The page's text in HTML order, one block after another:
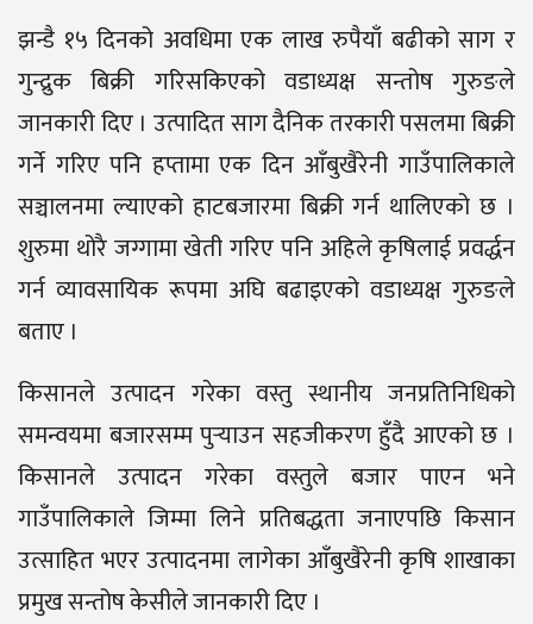
झन्डै १५ दिनको अवधिमा एक लाख रुपैयाँ बढीको साग र
गुन्द्रुक बिक्री गरिसकिएको वडाध्यक्ष सन्तोष गुरुङले
जानकारी दिए । उत्पादित साग दैनिक तरकारी पसलमा बिक्री
गर्ने गरिए पनि हप्तामा एक दिन आँबुखैरेनी गाउँपालिकाले
सञ्चालनमा ल्याएको हाटबजारमा बिक्री गर्न थालिएको छ ।
शुरुमा थोरै जग्गामा खेती गरिए पनि अहिले कृषिलाई प्रवर्द्धन
गर्न व्यावसायिक रूपमा अघि बढाइएको वडाध्यक्ष गुरुङले
बताए ।
किसानले उत्पादन गरेका वस्तु स्थानीय जनप्रतिनिधिको
समन्वयमा बजारसम्म पुर्‍याउन सहजीकरण हुँदै आएको छ ।
किसानले उत्पादन गरेका वस्तुले बजार पाएन भने
गाउँपालिकाले जिम्मा लिने प्रतिबद्धता जनाएपछि किसान
उत्साहित भएर उत्पादनमा लागेका आँबुखैरेनी कृषि शाखाका
प्रमुख सन्तोष केसीले जानकारी दिए ।